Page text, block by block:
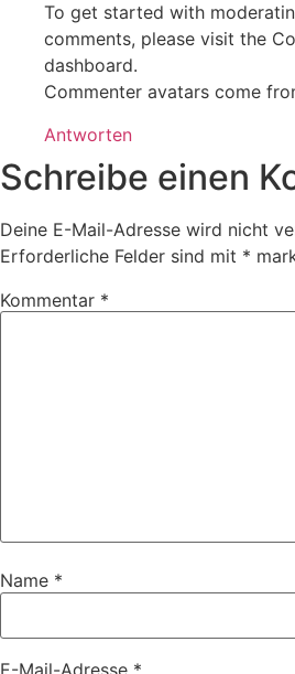
To get started with
comments, please visit the
dashboard.
Commenter avatars come
Antworten
Schreibe einen
Deine E-Mail-Adresse wird nicht
Erforderliche Felder sind mit *
Kommentar *
Name *
E-Mail-Adresse *